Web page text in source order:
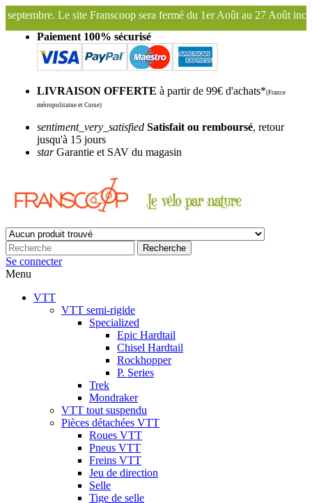
sera fermé du 1er Août au 27 Août inclus. Bonnes vacances !
Paiement 100% sécurisé
LIVRAISON OFFERTE à partir de 99€ d'achats*(France
métropolitaine et Corse)
sentiment_very_satisfied Satisfait ou remboursé, retour
jusqu'à 15 jours
starGarantie et SAV du magasin
Recherche
Se connecter
Menu
VTT
VTT semi-rigide
Specialized
Epic Hardtail
Chisel Hardtail
Rockhopper
P. Series
Trek
Mondraker
VTT tout suspendu
Pièces détachées VTT
Roues VTT
Pneus VTT
Freins VTT
Jeu de direction
Selle
Tige de selle